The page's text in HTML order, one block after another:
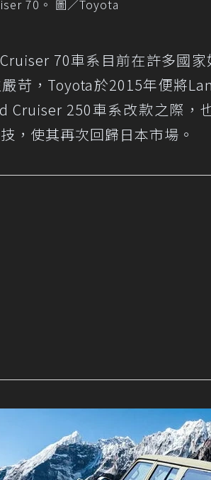
70。 圖／Toyota
70車系目前在許多國
苛，Toyota於2015年便將
Cruiser 250車系改款之際，
，使其再次回歸日本市場。